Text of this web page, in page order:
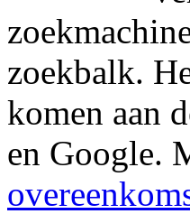
zoekbalk.
komen aan
en Google.